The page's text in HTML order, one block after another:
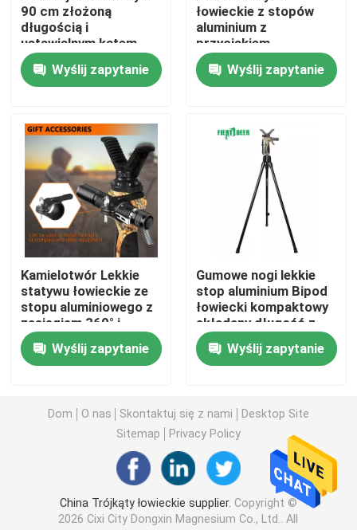
Kontrola jakości
Skontaktuj się z nami
Uwaga:
Kij myśliwski
Uwaga:
Kij strzelecki
Drążek spustowy
Trójstopnik do strzelania
Stoisko do strzelania
90 cm złożoną
długością i
ustawialnym kątem
nogi
Wyślij zapytanie
łowieckie z stopów
aluminium z
przyciskiem
Wyślij zapytanie
Kamielotwór Lekkie
statywu łowieckie ze
stopu aluminiowego z
zasięgiem 360° i
ergonomicznym
designemWyślij zapytanie
Gumowe nogi lekkie
stop aluminium Bipod
łowiecki kompaktowy
składany długość z
ergonomiczną
Wyślij zapytanie
Dom O nas Skontaktuj się z nami
Desktop Site
Sitemap
Privacy Policy
China Trójkąty łowieckie supplier. Copyright ©
2026 Cixi City Dongxin Magnesium Co., Ltd.. All